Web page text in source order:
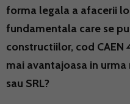
forma legala a afacerii
fundamentala care se
constructiilor, cod CAEN
mai avantajoasa in
sau SRL?